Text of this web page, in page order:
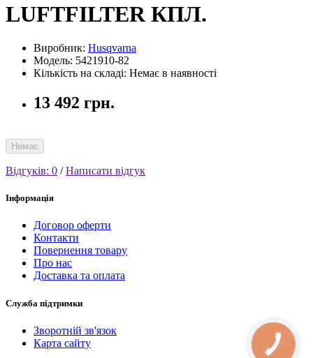
LUFTFILTER КПЛ.
Виробник: Husqvarna
Модель: 5421910-82
Кількість на складі: Немає в наявності
13 492 грн.
Немає
Відгуків: 0 /Написати відгук
Інформація
Договор оферти
Контакти
Повернення товару
Про нас
Доставка та оплата
Служба підтримки
Зворотній зв'язок
Карта сайту
КНОПКА
СВЯЗИ